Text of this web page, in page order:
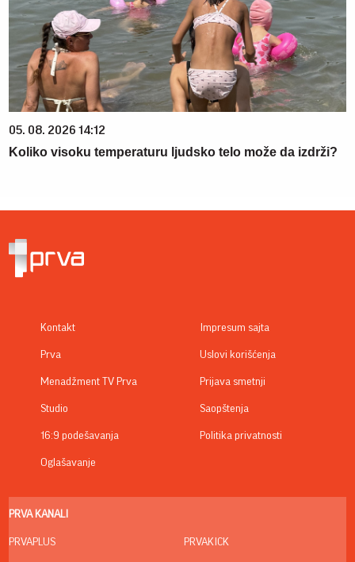
05. 08. 2026 14:12
Koliko visoku temperaturu ljudsko telo može da izdrži?
Kontakt
Prva
Menadžment TV Prva
Studio
16:9 podešavanja
Oglašavanje
Impresum sajta
Uslovi korišćenja
Prijava smetnji
Saopštenja
Politika privatnosti
PRVA KANALI
PRVAPLUS PRVAKICK